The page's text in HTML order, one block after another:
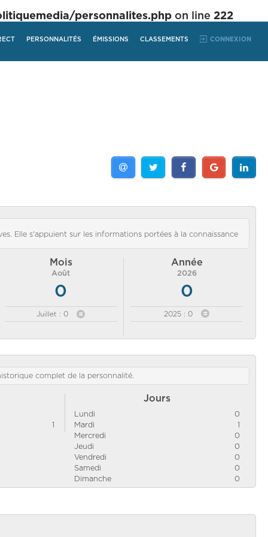
personnalites.php on line 222
PERSONNALITÉS ÉMISSIONS CLASSEMENTS CONNEXION
Elle s'appuient sur les informations portées à la connaissance
Mois
Août
0
Juillet : 0
Année
2026
0
2025 : 0
complet de la personnalité.
1
Jours
Lundi
0
Mardi
1
Mercredi
0
Jeudi
0
Vendredi
0
Samedi
0
Dimanche
0